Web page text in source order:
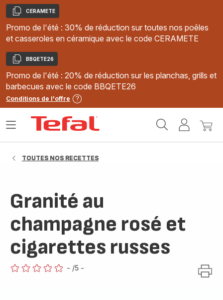
Copier
CERAMETE
Promo de l'été : 30% de réduction sur toutes nos poêles
et casseroles en céramique avec le code CERAMETE
Copier
BBQETE26
Promo de l'été : 20% de réduction sur les planchas, grills et
barbecues avec le code BBQETE26
Conditions de l'offre
MonMon
Ouvrir
TOUTES NOS RECETTES
Granité au
champagne rosé et
cigarettes russes
- /5 -